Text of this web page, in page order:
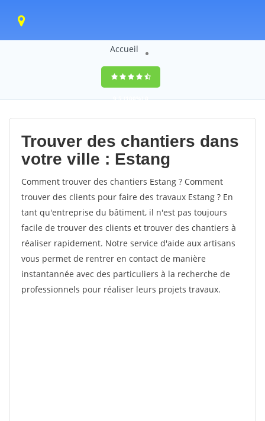
Accueil
9,5(100%)0
votes
Trouver des chantiers dans
votre ville : Estang
Comment trouver des chantiers Estang ? Comment
trouver des clients pour faire des travaux Estang ? En
tant qu'entreprise du bâtiment, il n'est pas toujours
facile de trouver des clients et trouver des chantiers à
réaliser rapidement. Notre service d'aide aux artisans
vous permet de rentrer en contact de manière
instantannée avec des particuliers à la recherche de
professionnels pour réaliser leurs projets travaux.